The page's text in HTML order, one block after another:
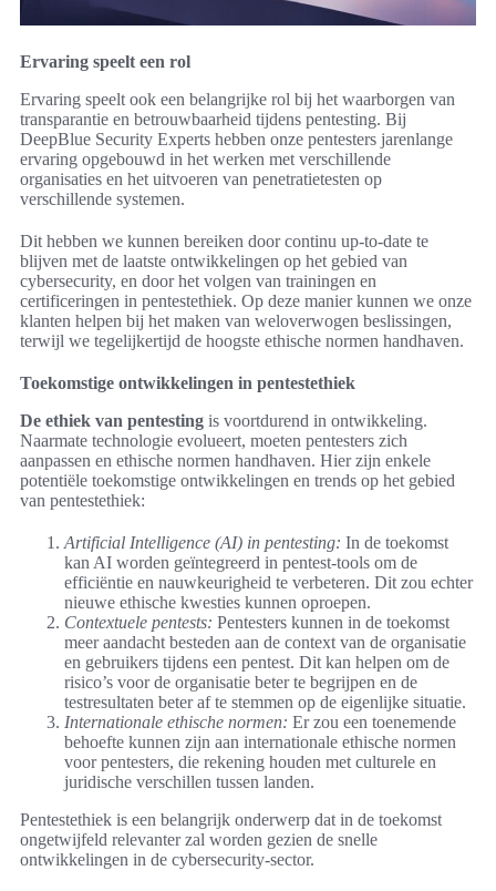
Ervaring speelt een rol
Ervaring speelt ook een belangrijke rol bij het waarborgen van
transparantie en betrouwbaarheid tijdens pentesting. Bij
DeepBlue Security Experts hebben onze pentesters jarenlange
ervaring opgebouwd in het werken met verschillende
organisaties en het uitvoeren van penetratietesten op
verschillende systemen.
Dit hebben we kunnen bereiken door continu up-to-date te
blijven met de laatste ontwikkelingen op het gebied van
cybersecurity, en door het volgen van trainingen en
certificeringen in pentestethiek. Op deze manier kunnen we onze
klanten helpen bij het maken van weloverwogen beslissingen,
terwijl we tegelijkertijd de hoogste ethische normen handhaven.
Toekomstige ontwikkelingen in pentestethiek
De ethiek van pentesting is voortdurend in ontwikkeling.
Naarmate technologie evolueert, moeten pentesters zich
aanpassen en ethische normen handhaven. Hier zijn enkele
potentiële toekomstige ontwikkelingen en trends op het gebied
van pentestethiek:
Artificial Intelligence (AI) in pentesting: In de toekomst
kan AI worden geïntegreerd in pentest-tools om de
efficiëntie en nauwkeurigheid te verbeteren. Dit zou echter
nieuwe ethische kwesties kunnen oproepen.
Contextuele pentests: Pentesters kunnen in de toekomst
meer aandacht besteden aan de context van de organisatie
en gebruikers tijdens een pentest. Dit kan helpen om de
risico’s voor de organisatie beter te begrijpen en de
testresultaten beter af te stemmen op de eigenlijke situatie.
Internationale ethische normen: Er zou een toenemende
behoefte kunnen zijn aan internationale ethische normen
voor pentesters, die rekening houden met culturele en
juridische verschillen tussen landen.
Pentestethiek is een belangrijk onderwerp dat in de toekomst
ongetwijfeld relevanter zal worden gezien de snelle
ontwikkelingen in de cybersecurity-sector.